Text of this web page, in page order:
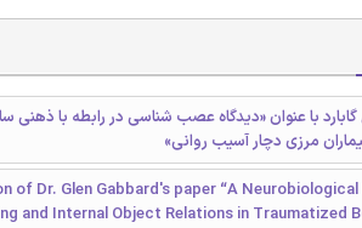
با عنوان «دیدگاه عصب شناسی در رابطه با ذهنی
مرزی دچار آسیب روانی»
of Dr. Glen Gabbard's paper “A
and Internal Object Relations in Traumatized